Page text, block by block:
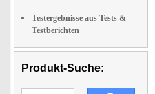
Testergebnisse aus Tests &
Testberichten
Produkt-Suche: